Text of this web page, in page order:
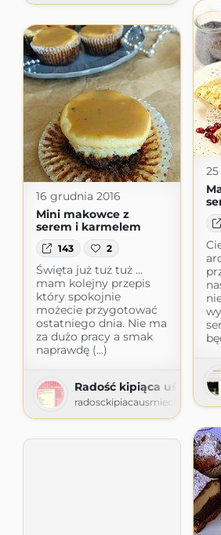
16 grudnia 2016
Mini makowce z
serem i karmelem
143 2
Święta już tuż tuż ...
mam kolejny przepis
który spokojnie
możecie przygotować
ostatniego dnia. Nie ma
za dużo pracy a smak
naprawdę (...)
Radość kipiąca